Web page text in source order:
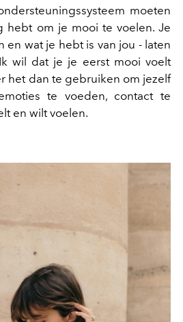
moeten
hebt om je mooi te voelen. Je
wat je hebt is van jou - laten
wil dat je je eerst mooi voelt
het dan te gebruiken om jezelf
te voeden, contact te
en wilt voelen.